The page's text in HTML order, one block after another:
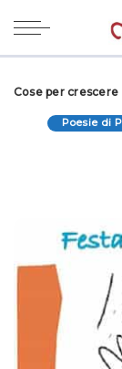
Cose per crescere
Poesie di